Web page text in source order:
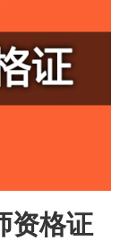
资格证